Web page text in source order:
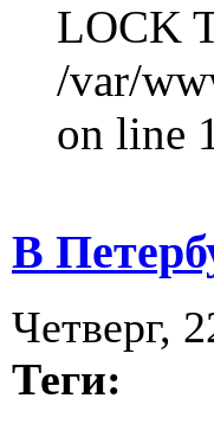
LOCK
/var/
on line
В
Четверг,
Теги: